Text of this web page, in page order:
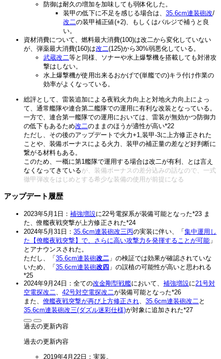
防御は耐久の増加を加味しても弱体化した。
装甲の低下に不足を感じる場合は、 35.6cm連装砲改/
改二の装甲補正値(+2)、もしくはバルジで補うと良
い。
資材消費について、燃料最大消費(100)は改二から変化していない
が、弾薬最大消費(160)は改二(125)から30%弱悪化している。
武蔵改二等と同様、ソナーや水上爆撃機を搭載しても対潜攻
撃はしない。
水上爆撃機が使用出来るおかげで(単艦での)キラ付け作業の
効率がよくなっている。
総評として、雷装追加による夜戦火力向上と対地火力向上によっ
て、通常艦隊や連合第二艦隊での運用に有利な改装となっている。
一方で、連合第一艦隊での運用においては、雷装が無効かつ防御力
の低下もあるため改二のままのほうが適性が高い*22
ただし、その後のアップデートで火力+1,装甲-3に上方修正された
ことや、装備ボーナスによる火力、装甲の補正量の差など好判断に
繋がる材料もある。
このため、一概に第1艦隊で運用する場合は改二が有利、とは言え
なくなってきているが、装備ボーナスの差分込みの話なので、一式
徹甲弾改をはじめとする希少な装備の使用が前提になる
アップデート履歴
2023年5月1日： 補強増設に22号電探系が装備可能となった*23 ま
た、僚艦夜戦突撃が上方修正された*24
2024年5月31日： 35.6cm連装砲改三丙の実装に伴い、「集中運用し
た【僚艦夜戦突撃】で、さらに高い攻撃力を発揮することが可能 」
とアナウンスされた。
ただし、「35.6cm連装砲改二 」の検証では効果が確認されていな
いため、「35.6cm連装砲改四 」の誤植の可能性が高いと思われる
*25
2024年9月24日：全ての改金剛型戦艦において、 補強増設に21号対
空電探改二
42号対空電探改二が装備可能となった*26
また、 僚艦夜戦突撃が再び上方修正され 35.6cm連装砲改二 と
35.6cm連装砲改三(ダズル迷彩仕様)が対象に追加された*27
過去の更新内容
過去の更新内容
2019年4月22日：実装。